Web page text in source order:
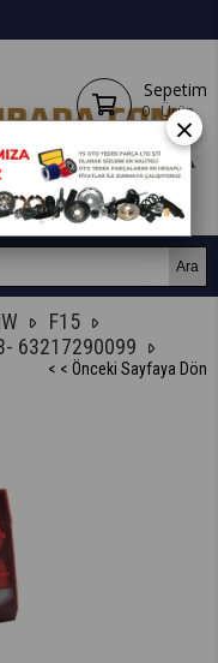
Sepetim
0 Ürün
F15
63217290099
< < Önceki Sayfaya Dön
×